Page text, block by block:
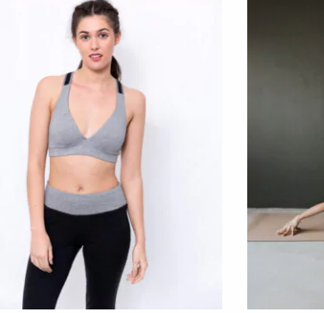
y higiénicos por lo que es muy recomendable para
No utilizar lejía. No limpiar en seco. Planchas a